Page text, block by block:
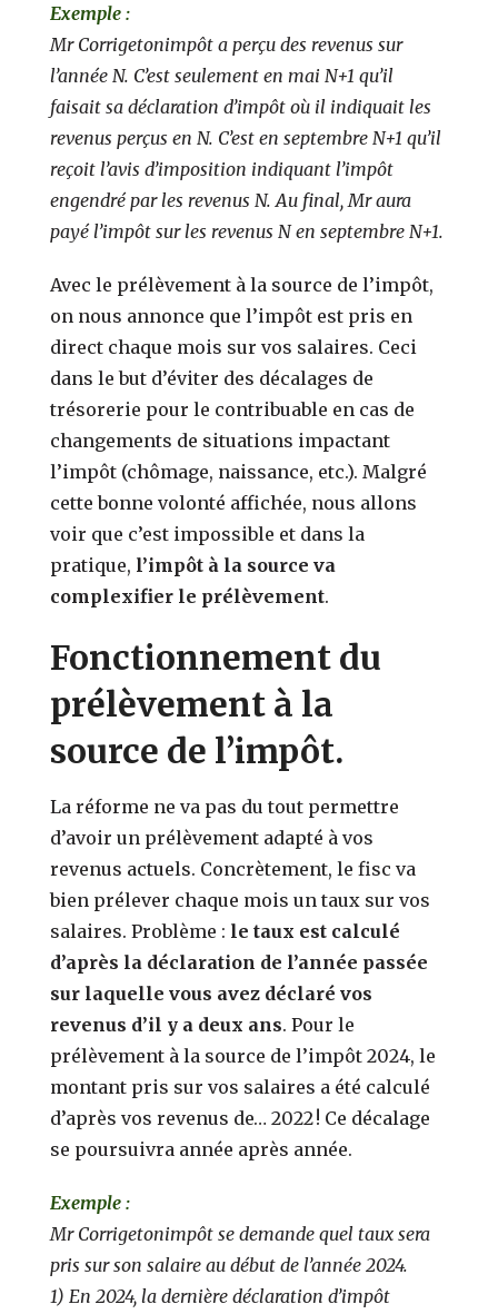
Exemple :
Mr Corrigetonimpôt a perçu des revenus sur
l’année N. C’est seulement en mai N+1 qu’il
faisait sa déclaration d’impôt où il indiquait les
revenus perçus en N. C’est en septembre N+1 qu’il
reçoit l’avis d’imposition indiquant l’impôt
engendré par les revenus N. Au final, Mr aura
payé l’impôt sur les revenus N en septembre N+1.
Avec le prélèvement à la source de l’impôt,
on nous annonce que l’impôt est pris en
direct chaque mois sur vos salaires. Ceci
dans le but d’éviter des décalages de
trésorerie pour le contribuable en cas de
changements de situations impactant
l’impôt (chômage, naissance, etc.). Malgré
cette bonne volonté affichée, nous allons
voir que c’est impossible et dans la
pratique, l’impôt à la source va
complexifier le prélèvement.
Fonctionnement du
prélèvement à la
source de l’impôt.
La réforme ne va pas du tout permettre
d’avoir un prélèvement adapté à vos
revenus actuels. Concrètement, le fisc va
bien prélever chaque mois un taux sur vos
salaires. Problème : le taux est calculé
d’après la déclaration de l’année passée
sur laquelle vous avez déclaré vos
revenus d’il y a deux ans. Pour le
prélèvement à la source de l’impôt 2024, le
montant pris sur vos salaires a été calculé
d’après vos revenus de… 2022 ! Ce décalage
se poursuivra année après année.
Exemple :
Mr Corrigetonimpôt se demande quel taux sera
pris sur son salaire au début de l’année 2024.
1) En 2024, la dernière déclaration d’impôt